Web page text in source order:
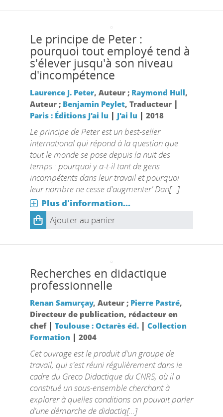
Le principe de Peter :
pourquoi tout employé tend à
s'élever jusqu'à son niveau
d'incompétence
Laurence J. Peter, Auteur ; Raymond Hull,
Auteur ; Benjamin Peylet, Traducteur |
Paris : Éditions J'ai lu | J'ai lu | 2018
Le principe de Peter est un best-seller
international qui répond à la question que
tout le monde se pose depuis la nuit des
temps : pourquoi y a-t-il tant de gens
incompétents dans leur travail et pourquoi
leur nombre ne cesse d'augmenter' Dan[...]
Plus d'information...
Ajouter au panier
Recherches en didactique
professionnelle
Renan Samurçay, Auteur ; Pierre Pastré,
Directeur de publication, rédacteur en
chef | Toulouse : Octarès éd.| Collection
Formation | 2004
Cet ouvrage est le produit d'un groupe de
travail, qui s'est réuni régulièrement dans le
cadre du Greco Didactique du CNRS, où il a
constitué un sous-ensemble cherchant à
explorer à quelles conditions on pouvait parler
d'une démarche de didactiq[...]